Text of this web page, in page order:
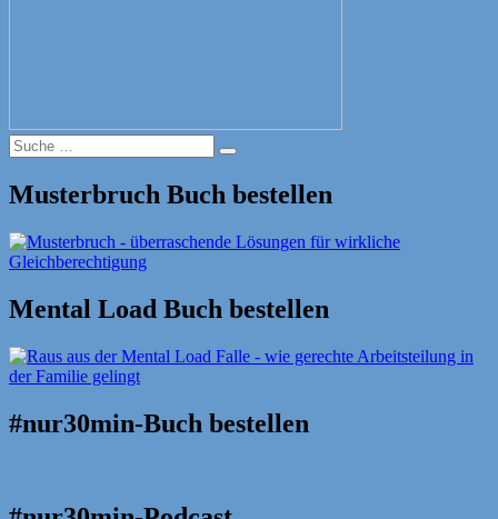
Suche
nach:
Suche
Musterbruch Buch bestellen
Mental Load Buch bestellen
#nur30min-Buch bestellen